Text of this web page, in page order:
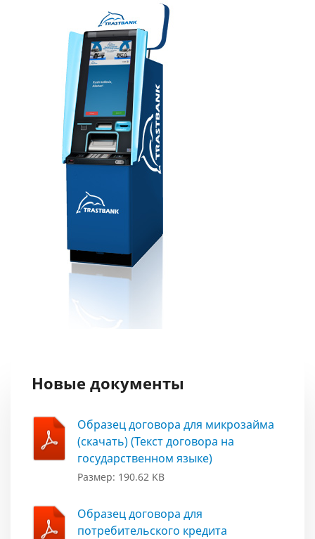
Новые документы
Образец договора для микрозайма
(скачать) (Текст договора на
государственном языке)
Размер: 190.62 KB
Образец договора для
потребительского кредита